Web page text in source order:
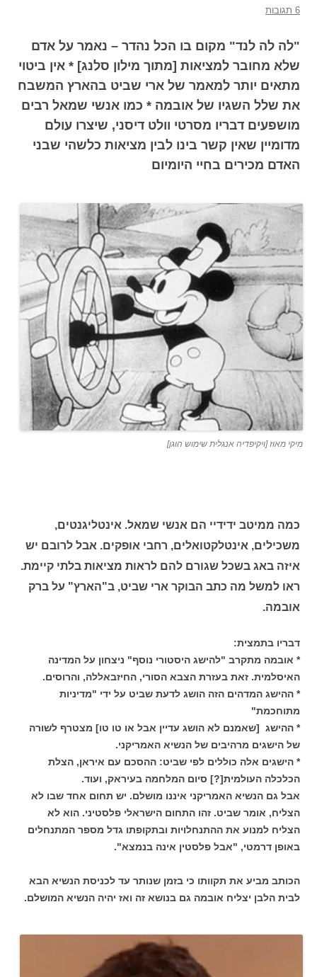
6 תגובות
"לה לה לנד" מקום בו הכל נהדר – נאמר על אדם
שלא מחובר למציאות [מתוך מילון סלנג] * אין ביטוי
מתאים יותר למאמר של ארי שביט בהארץ המשבח
את שלל השגיו של אובמה * כמו אנשי שמאל רבים
מושפעים דבריו מסרטי וולט דיסני, שיצרו עולם
מדומיין שאין קשר בינו לבין מציאות כלשהי שבני
האדם מכירים בחיי היומיום
מיקי מאוז [ויקיפדיה אנגלית שימוש הוגן]
כמה ממיטב ידידיי הם אנשי שמאל. אינטליגנטים,
משכילים, אינטלקטואלים, רחבי אופקים. אבל לרובם יש
איזה באג בשכל שגורם להם לראות מציאות בלתי קיימת.
ראו למשל מה כתב הבוקר ארי שביט, ב"הארץ" על ברק
אובמה.
דבריו בתמצית:
* אובמה מתקרב "להישג היסטורי נוסף" ניצחון על המדינה
האיסלמית. זאת בעזרת הצבא הסורי, החיזבאללה, והרוסים.
* ההישג המדהים הזה הושג לדעת שביט על ידי "מדיניות
מתוחכמת"
* ההישג [שאמנם לא הושג עדיין אבל או טו טו] מצטרף לשורה
של הישגים מרהיבים של הנשיא האמריקני.
* הישגים אלה כוללים לפי שביט: ההסכם עם איראן, הצלת
הכלכלה העולמית[?] סיום המלחמה בעיראק, ועוד.
אבל גם הנשיא האמריקני איננו מושלם. יש תחום אחד שבו לא
הצליח, אומר שביט. זהו התחום הישראלי פלסטיני. הוא לא
הצליח למנוע את ההתנחלויות ובתקופתו גדל מספר המתנחלים
באופן דרמטי, "אבל פלסטין אינה בנמצא".
הכותב מביע את תקוותו כי בזמן שנותר עד לכניסת הנשיא הבא
לבית הלבן יצליח אובמה גם בנושא זה ואז יהיה הנשיא המושלם.